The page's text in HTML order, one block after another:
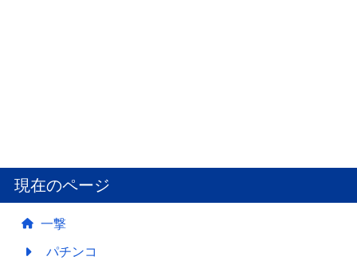
現在のページ
一撃
パチンコ